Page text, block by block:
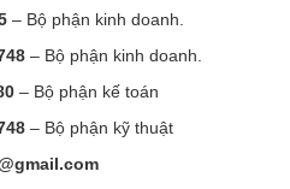
– Bộ phận kinh doanh.
– Bộ phận kinh doanh.
– Bộ phận kế toán
– Bộ phận kỹ thuật